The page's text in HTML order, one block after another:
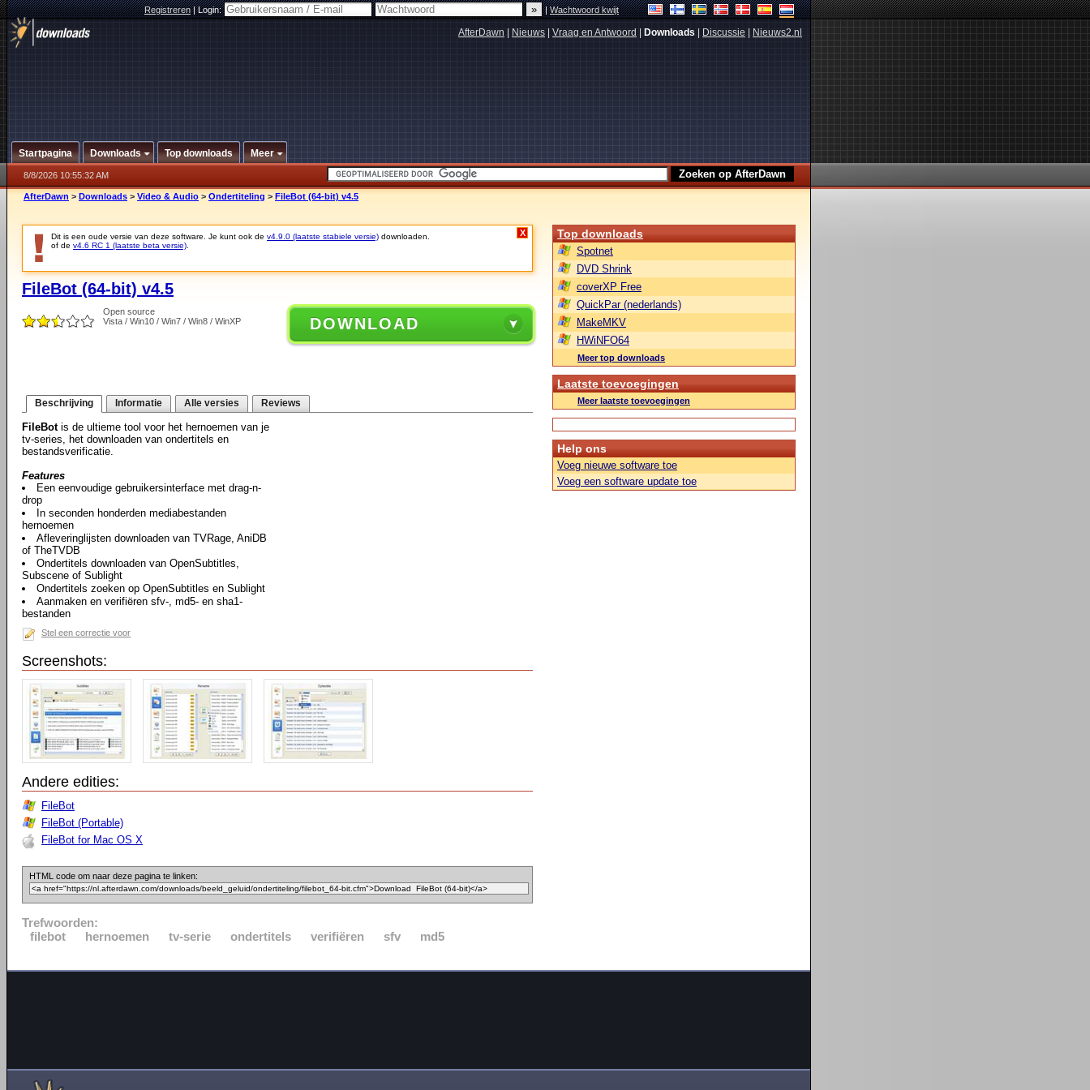
Registreren|Login: |Wachtwoord kwijt
AfterDawn Nieuws Vraag en Antwoord Downloads Discussie Nieuws2.nl
Startpagina Downloads Top downloads Meer
8/8/2026 10:55:32 AM
AfterDawn > Downloads > Video & Audio > Ondertiteling > FileBot (64-bit) v4.5
Dit is een oude versie van deze software. Je kunt ook de v4.9.0 (laatste stabiele versie) downloaden.
of de v4.6 RC 1 (laatste beta versie)
X
FileBot (64-bit) v4.5
Open source
Vista / Win10 / Win7 / Win8 / WinXP
DOWNLOAD
Beschrijving Informatie Alle versies Reviews
FileBotis de ultieme tool voor het hernoemen van je
tv-series, het downloaden van ondertitels en
bestandsverificatie.
Features
Een eenvoudige gebruikersinterface met drag-n-
drop
In seconden honderden mediabestanden
hernoemen
Afleveringlijsten downloaden van TVRage, AniDB
of TheTVDB
Ondertitels downloaden van OpenSubtitles,
Subscene of Sublight
Ondertitels zoeken op OpenSubtitles en Sublight
Aanmaken en verifiëren sfv-, md5- en sha1-
bestanden
Stel een correctie voor
Screenshots:
Andere edities:
FileBot
FileBot (Portable)
FileBot for Mac OS X
HTML code om naar deze pagina te linken:
Trefwoorden:
filebot
hernoemen tv-serie ondertitels verifiëren sfv md5
Top downloads
Spotnet
DVD Shrink
coverXP Free
QuickPar (nederlands)
MakeMKV
HWiNFO64
Meer top downloads
Laatste toevoegingen
Meer laatste toevoegingen
Help ons
Voeg nieuwe software toe
Voeg een software update toe